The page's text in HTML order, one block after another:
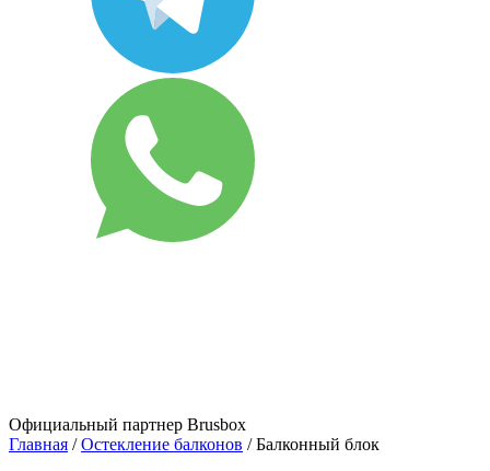
Официальный партнер Brusbox
Главная /Остекление балконов /Балконный блок